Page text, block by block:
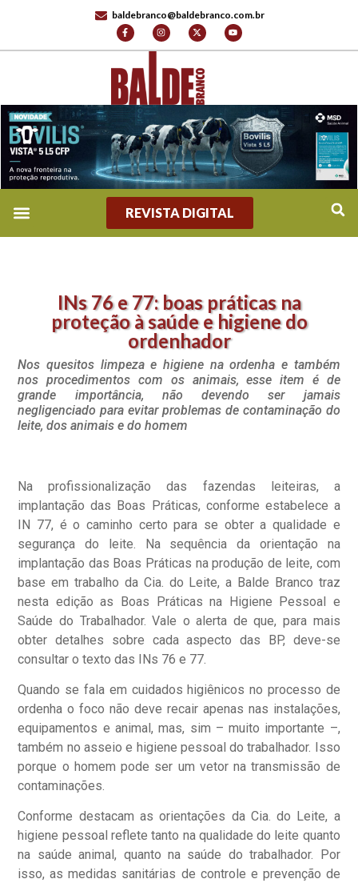
baldebranco@baldebranco.com.br
REVISTA DIGITAL
INs 76 e 77: boas práticas na
proteção à saúde e higiene do
ordenhador
Nos quesitos limpeza e higiene na ordenha e também
nos procedimentos com os animais, esse item é de
grande importância, não devendo ser jamais
negligenciado para evitar problemas de contaminação do
leite, dos animais e do homem
Na profissionalização das fazendas leiteiras, a
implantação das Boas Práticas, conforme estabelece a
IN 77, é o caminho certo para se obter a qualidade e
segurança do leite. Na sequência da orientação na
implantação das Boas Práticas na produção de leite, com
base em trabalho da Cia. do Leite, a Balde Branco traz
nesta edição as Boas Práticas na Higiene Pessoal e
Saúde do Trabalhador. Vale o alerta de que, para mais
obter detalhes sobre cada aspecto das BP, deve-se
consultar o texto das INs 76 e 77.
Quando se fala em cuidados higiênicos no processo de
ordenha o foco não deve recair apenas nas instalações,
equipamentos e animal, mas, sim – muito importante –,
também no asseio e higiene pessoal do trabalhador. Isso
porque o homem pode ser um vetor na transmissão de
contaminações.
Conforme destacam as orientações da Cia. do Leite, a
higiene pessoal reflete tanto na qualidade do leite quanto
na saúde animal, quanto na saúde do trabalhador. Por
isso, as medidas sanitárias de controle e prevenção de